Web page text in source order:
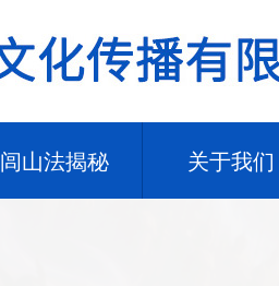
闾山法揭秘 关于我们